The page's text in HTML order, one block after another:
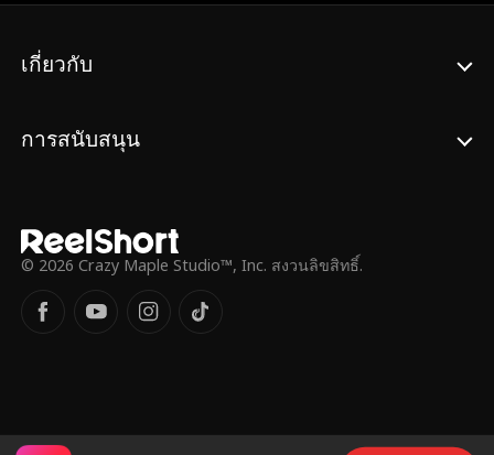
แบบที่ไม่คาดคิด ในขณะที่ออสตินยังคงปกปิด
เกี่ยวกับ
การสนับสนุน
© 2026 Crazy Maple Studio™, Inc. สงวนลิขสิทธิ์.